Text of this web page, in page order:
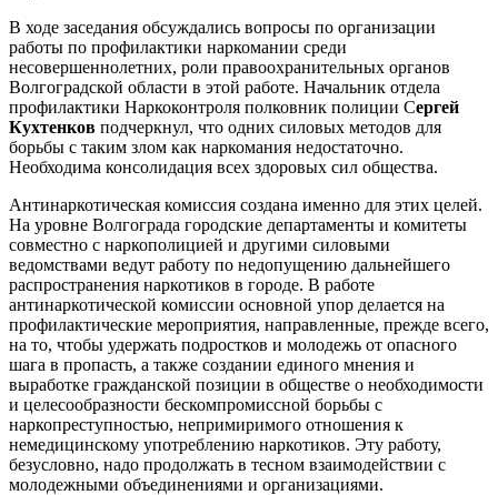
В ходе заседания обсуждались вопросы по организации
работы по профилактики наркомании среди
несовершеннолетних, роли правоохранительных органов
Волгоградской области в этой работе. Начальник отдела
профилактики Наркоконтроля полковник полиции Сергей
Кухтенков подчеркнул, что одних силовых методов для
борьбы с таким злом как наркомания недостаточно.
Необходима консолидация всех здоровых сил общества.
Антинаркотическая комиссия создана именно для этих целей.
На уровне Волгограда городские департаменты и комитеты
совместно с наркополицией и другими силовыми
ведомствами ведут работу по недопущению дальнейшего
распространения наркотиков в городе. В работе
антинаркотической комиссии основной упор делается на
профилактические мероприятия, направленные, прежде всего,
на то, чтобы удержать подростков и молодежь от опасного
шага в пропасть, а также создании единого мнения и
выработке гражданской позиции в обществе о необходимости
и целесообразности бескомпромиссной борьбы с
наркопреступностью, непримиримого отношения к
немедицинскому употреблению наркотиков. Эту работу,
безусловно, надо продолжать в тесном взаимодействии с
молодежными объединениями и организациями.